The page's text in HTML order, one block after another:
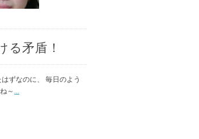
る矛盾！
ずなのに、 毎日のよう
～ ...